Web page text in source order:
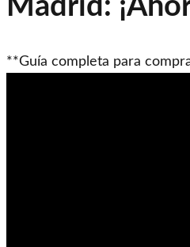
**Guía completa para